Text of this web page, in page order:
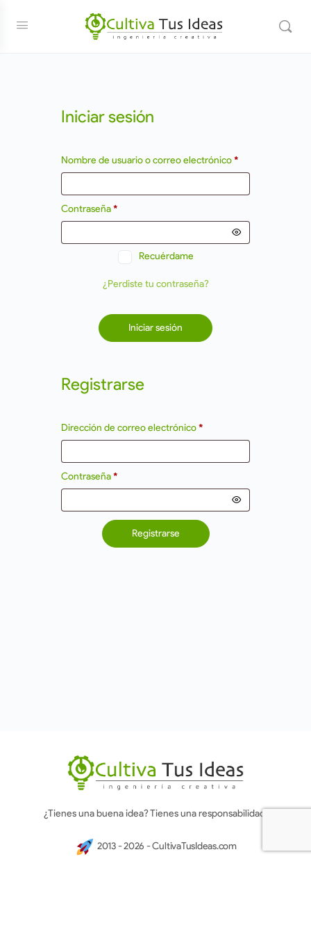
Iniciar sesión
Nombre de usuario o correo electrónico*
Contraseña*
Recuérdame
¿Perdiste tu contraseña?
Iniciar sesión
Registrarse
Dirección de correo electrónico*
Contraseña*
Registrarse
¿Tienes una buena idea? Tienes una responsabilidad.
2013 - 2026 - CultivaTusIdeas.com